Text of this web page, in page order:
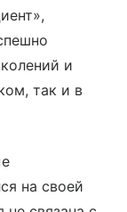
и
так и в
на своей